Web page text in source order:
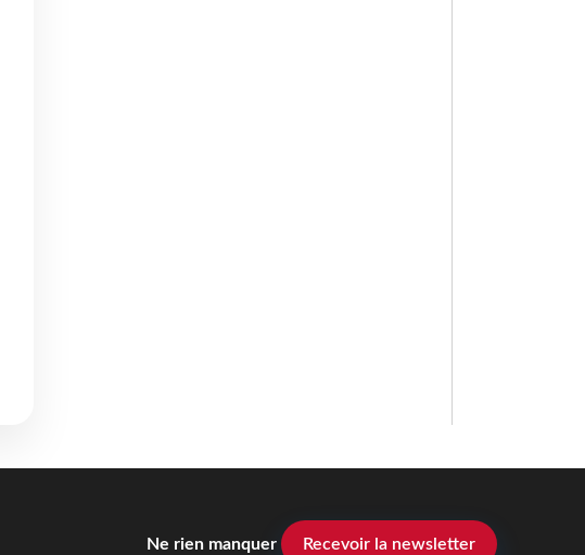
Ne rien manquer Recevoir la newsletter